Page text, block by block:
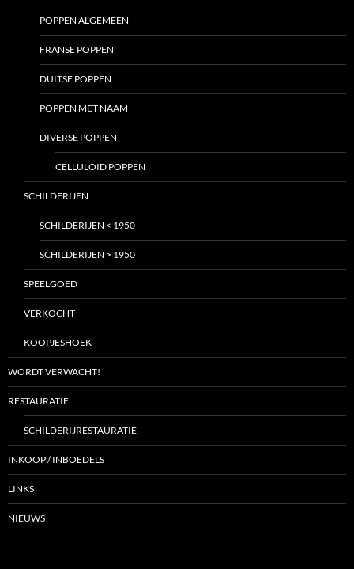
POPPEN ALGEMEEN
FRANSE POPPEN
DUITSE POPPEN
POPPEN MET NAAM
DIVERSE POPPEN
CELLULOID POPPEN
SCHILDERIJEN
SCHILDERIJEN < 1950
SCHILDERIJEN > 1950
SPEELGOED
VERKOCHT
KOOPJESHOEK
WORDT VERWACHT!
RESTAURATIE
SCHILDERIJRESTAURATIE
INKOOP / INBOEDELS
LINKS
NIEUWS